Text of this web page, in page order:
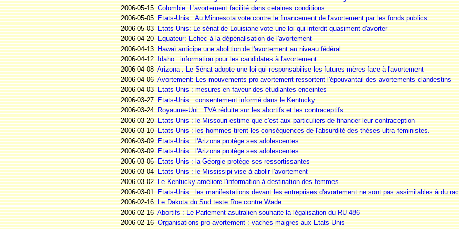
2006-05-15Colombie: L'avortement facilité dans cetaines conditions
2006-05-05Etats-Unis : Au Minnesota vote contre le financement de l'avortement par les fonds publics
2006-05-03Etats Unis: Le sénat de Louisiane vote une loi qui interdit quasiment d'avorter
2006-04-20Equateur: Echec à la dépénalisation de l'avortement
2006-04-13Hawaï anticipe une abolition de l'avortement au niveau fédéral
2006-04-12Idaho : information pour les candidates à l'avortement
2006-04-08Arizona : Le Sénat adopte une loi qui responsabilise les futures mères face à l'avortement
2006-04-06Avortement: Les mouvements pro avortement ressortent l'épouvantail des avortements clandestins
2006-04-03Etats-Unis : mesures en faveur des étudiantes enceintes
2006-03-27Etats-Unis : consentement informé dans le Kentucky
2006-03-24Royaume-Uni : TVA réduite sur les abortifs et les contraceptifs
2006-03-20Etats-Unis : le Missouri estime que c'est aux particuliers de financer leur contraception
2006-03-10Etats-Unis : les hommes tirent les conséquences de l'absurdité des thèses ultra-féministes.
2006-03-09Etats-Unis : l'Arizona protège ses adolescentes
2006-03-09Etats-Unis : l'Arizona protège ses adolescentes
2006-03-06Etats-Unis : la Géorgie protège ses ressortissantes
2006-03-04Etats-Unis : le Mississipi vise à abolir l'avortement
2006-03-02Le Kentucky améliore l'information à destination des femmes
2006-03-01Etats-Unis : les manifestations devant les entreprises d'avortement ne sont pas assimilables à du
2006-02-16Le Dakota du Sud teste Roe contre Wade
2006-02-16Abortifs : Le Parlement asutralien souhaite la légalisation du RU 486
2006-02-16Organisations pro-avortement : vaches maigres aux Etats-Unis